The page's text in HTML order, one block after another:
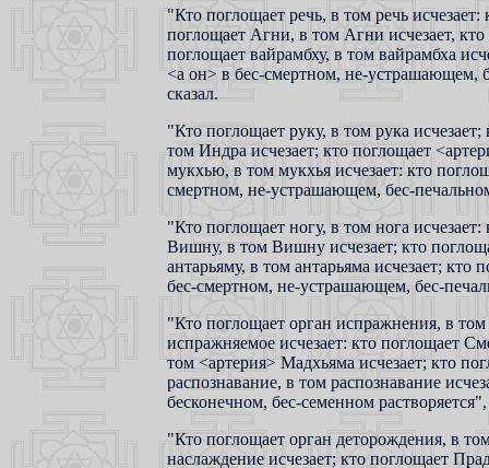
"Кто поглощает речь, в том речь
поглощает Агни, в том Агни исчезает,
поглощает вайрамбху, в том вайрамбха
<а он> в бес-смертном, не-устрашающем,
сказал.
"Кто поглощает руку, в том рука
том Индра исчезает; кто поглощает
мукхью, в том мукхья исчезает: кто
смертном, не-устрашающем, бес-
"Кто поглощает ногу, в том нога
Вишну, в том Вишну исчезает; кто
антарьяму, в том антарьяма исчезает;
бес-смертном, не-устрашающем, бес-
"Кто поглощает орган испражнения, в
испражняемое исчезает: кто поглощает
том <артерия> Мадхьяма исчезает; кто
распознавание, в том распознавание
бесконечном, бес-семенном
"Кто поглощает орган деторождения, в
наслаждение исчезает; кто поглощает